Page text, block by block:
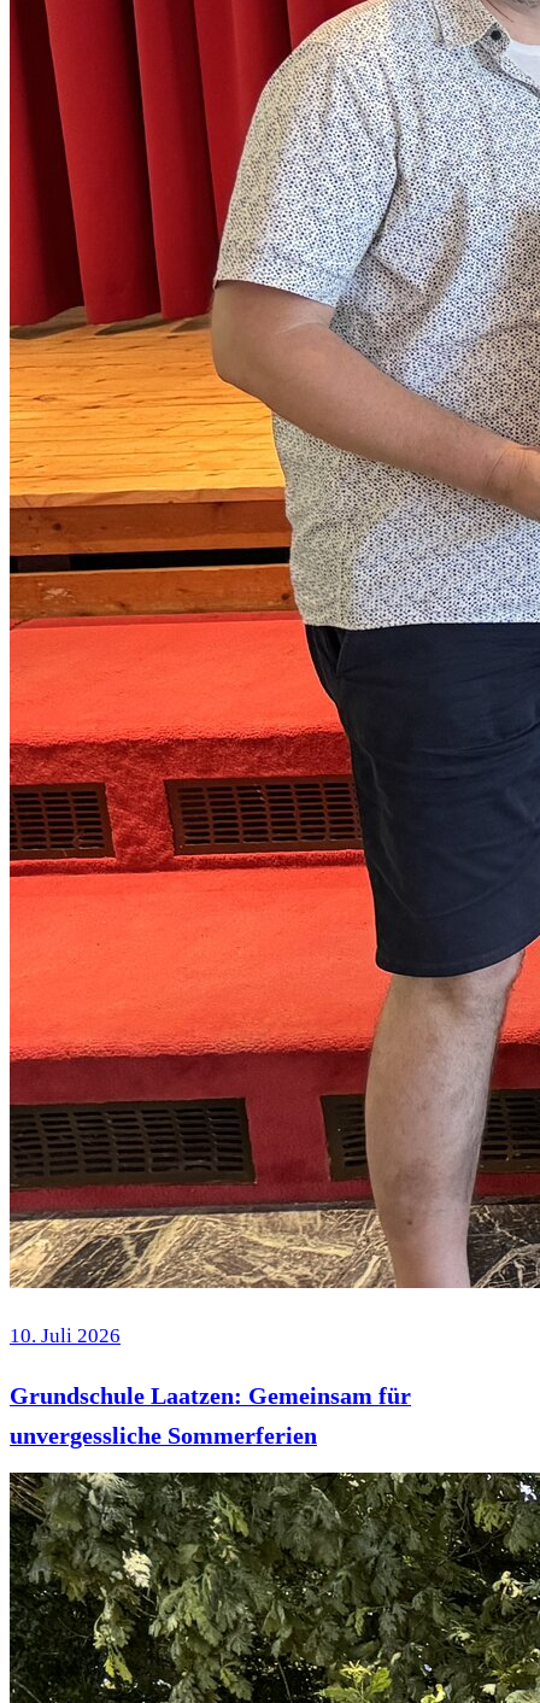
10. Juli 2026
Grundschule Laatzen: Gemeinsam für
unvergessliche Sommerferien